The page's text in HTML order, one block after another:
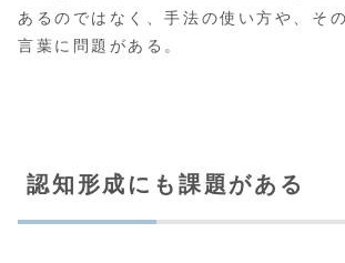
あるのではなく、手法の使い方や、そ
言葉に問題がある。
認知形成にも課題がある